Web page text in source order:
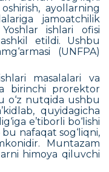
ayollarning
jamoatchilik
ishlari ofisi
etildi. Ushbu
(UNFPA)
masalalari va
birinchi prorektor
o‘z nutqida ushbu
quyidagicha
e’tiborli bo‘lishi
nafaqat sog‘liqni,
Muntazam
himoya qiluvchi